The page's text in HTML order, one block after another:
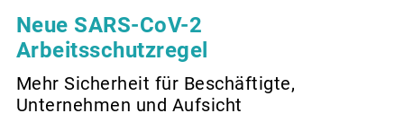
Neue SARS-CoV-2
Arbeitsschutzregel
Mehr Sicherheit für Beschäftigte,
Unternehmen und Aufsicht